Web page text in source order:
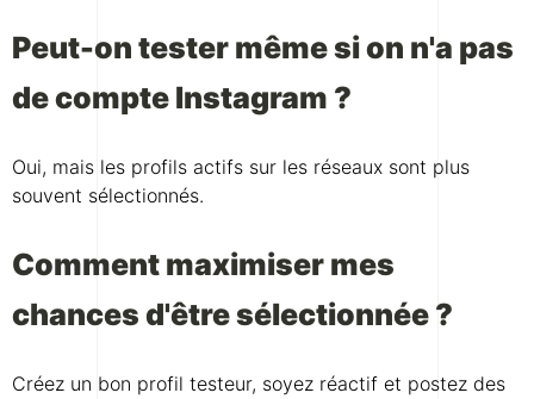
Peut-on tester même si on n'a pas
de compte Instagram ?
Oui, mais les profils actifs sur les réseaux sont plus
souvent sélectionnés.
Comment maximiser mes
chances d'être sélectionnée ?
Créez un bon profil testeur, soyez réactif et postez des